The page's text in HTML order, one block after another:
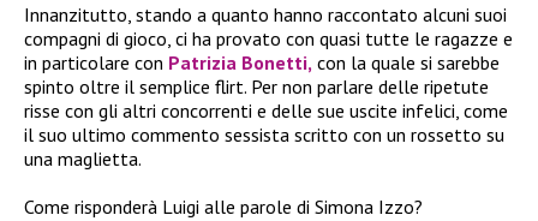
Innanzitutto, stando a quanto hanno raccontato alcuni suoi
compagni di gioco, ci ha provato con quasi tutte le ragazze e
in particolare con Patrizia Bonetti, con la quale si sarebbe
spinto oltre il semplice flirt. Per non parlare delle ripetute
risse con gli altri concorrenti e delle sue uscite infelici, come
il suo ultimo commento sessista scritto con un rossetto su
una maglietta.
Come risponderà Luigi alle parole di Simona Izzo?